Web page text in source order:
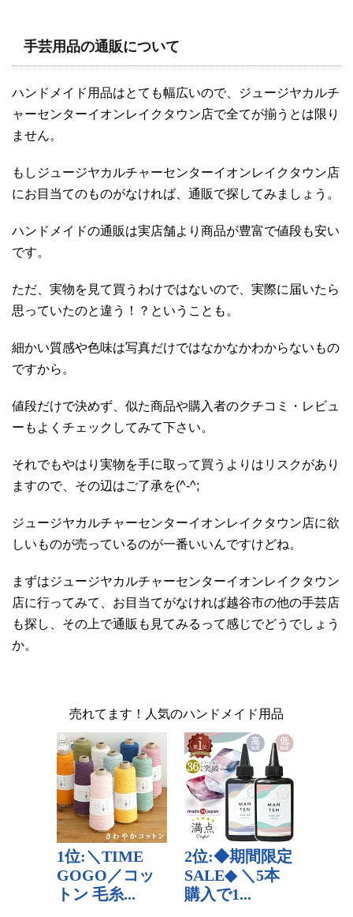
手芸用品の通販について
ハンドメイド用品はとても幅広いので、ジュージヤカルチ
ャーセンターイオンレイクタウン店で全てが揃うとは限り
ません。
もしジュージヤカルチャーセンターイオンレイクタウン店
にお目当てのものがなければ、通販で探してみましょう。
ハンドメイドの通販は実店舗より商品が豊富で値段も安い
です。
ただ、実物を見て買うわけではないので、実際に届いたら
思っていたのと違う！？ということも。
細かい質感や色味は写真だけではなかなかわからないもの
ですから。
値段だけで決めず、似た商品や購入者のクチコミ・レビュ
ーもよくチェックしてみて下さい。
それでもやはり実物を手に取って買うよりはリスクがあり
ますので、その辺はご了承を(^-^;
ジュージヤカルチャーセンターイオンレイクタウン店に欲
しいものが売っているのが一番いいんですけどね。
まずはジュージヤカルチャーセンターイオンレイクタウン
店に行ってみて、お目当てがなければ越谷市の他の手芸店
も探し、その上で通販も見てみるって感じでどうでしょう
か。
売れてます！人気のハンドメイド用品